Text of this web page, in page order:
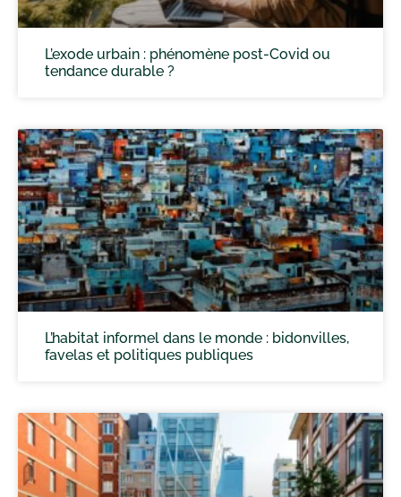
L’exode urbain : phénomène post-Covid ou
tendance durable ?
L’habitat informel dans le monde : bidonvilles,
favelas et politiques publiques